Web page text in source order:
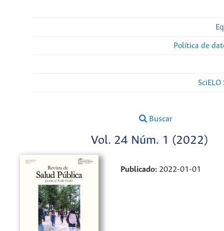
Política de
Buscar
Vol. 24 Núm. 1 (2022)
Publicado: 2022-01-01